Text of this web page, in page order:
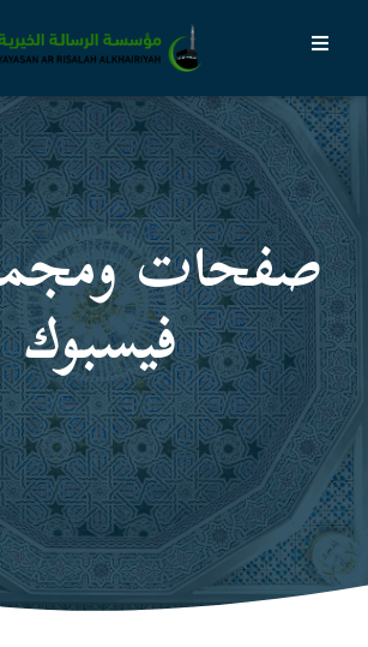
صفحات
فیسبوك